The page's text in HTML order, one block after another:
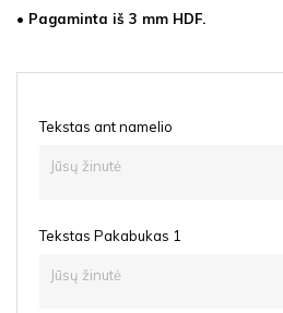
• Pagaminta iš 3 mm HDF.
Tekstas ant namelio
Tekstas Pakabukas 1